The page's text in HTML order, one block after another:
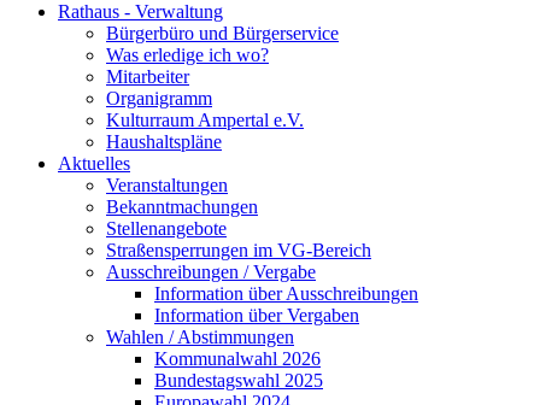
Rathaus - Verwaltung
Bürgerbüro und Bürgerservice
Was erledige ich wo?
Mitarbeiter
Organigramm
Kulturraum Ampertal e.V.
Haushaltspläne
Aktuelles
Veranstaltungen
Bekanntmachungen
Stellenangebote
Straßensperrungen im VG-Bereich
Ausschreibungen / Vergabe
Information über Ausschreibungen
Information über Vergaben
Wahlen / Abstimmungen
Kommunalwahl 2026
Bundestagswahl 2025